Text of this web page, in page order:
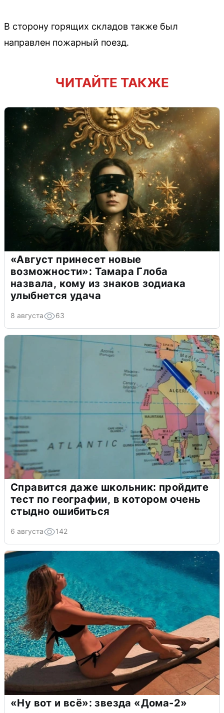
В сторону горящих складов также был
направлен пожарный поезд.
ЧИТАЙТЕ ТАКЖЕ
«Август принесет новые
возможности»: Тамара Глоба
назвала, кому из знаков зодиака
улыбнется удача
8 августа 63
Справится даже школьник: пройдите
тест по географии, в котором очень
стыдно ошибиться
6 августа 142
«Ну вот и всё»: звезда «Дома-2»